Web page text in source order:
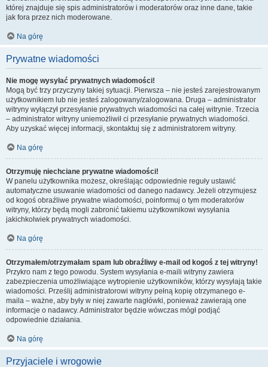
której znajduje się spis administratorów i moderatorów oraz inne dane, takie
jak fora przez nich moderowane.
Na górę
Prywatne wiadomości
Nie mogę wysyłać prywatnych wiadomości!
Mogą być trzy przyczyny takiej sytuacji. Pierwsza – nie jesteś zarejestrowanym
użytkownikiem lub nie jesteś zalogowany/zalogowana. Druga – administrator
witryny wyłączył przesyłanie prywatnych wiadomości na całej witrynie. Trzecia
– administrator witryny uniemożliwił ci przesyłanie prywatnych wiadomości.
Aby uzyskać więcej informacji, skontaktuj się z administratorem witryny.
Na górę
Otrzymuję niechciane prywatne wiadomości!
W panelu użytkownika możesz, określając odpowiednie reguły ustawić
automatyczne usuwanie wiadomości od danego nadawcy. Jeżeli otrzymujesz
od kogoś obraźliwe prywatne wiadomości, poinformuj o tym moderatorów
witryny, którzy będą mogli zabronić takiemu użytkownikowi wysyłania
jakichkolwiek prywatnych wiadomości.
Na górę
Otrzymałem/otrzymałam spam lub obraźliwy e-mail od kogoś z tej witryny!
Przykro nam z tego powodu. System wysyłania e-maili witryny zawiera
zabezpieczenia umożliwiające wytropienie użytkowników, którzy wysyłają takie
wiadomości. Prześlij administratorowi witryny pełną kopię otrzymanego e-
maila – ważne, aby były w niej zawarte nagłówki, ponieważ zawierają one
informacje o nadawcy. Administrator będzie wówczas mógł podjąć
odpowiednie działania.
Na górę
Przyjaciele i wrogowie